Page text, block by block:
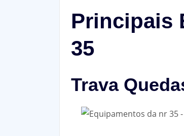
Principais
35
Trava